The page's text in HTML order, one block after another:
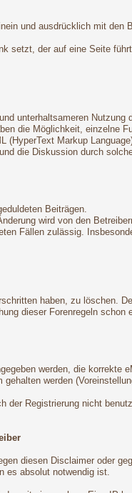
und ausdrücklich mit
setzt, der auf eine Seite
unterhaltsameren
die Möglichkeit, einzelne
Markup
die Diskussion durch
Beiträgen.
wird von den
Fällen zulässig.
haben, zu löschen.
dieser Forenregeln schon
werden, die
werden
der Registrierung nicht
diesen Disclaimer oder
es absolut notwendig ist.